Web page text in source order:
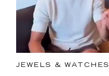
JEWELS & WATCHES